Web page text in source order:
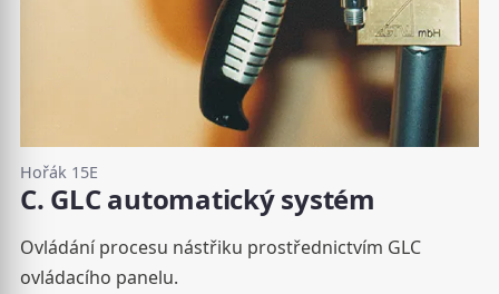
Hořák 15E
C. GLC automatický systém
Ovládání procesu nástřiku prostřednictvím GLC
ovládacího panelu.